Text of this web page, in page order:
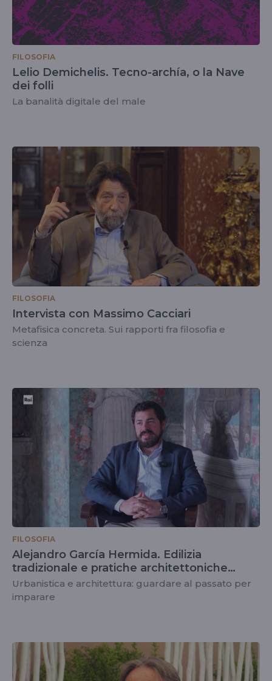
FILOSOFIA
Lelio Demichelis. Tecno-archía, o la Nave
dei folli
La banalità digitale del male
FILOSOFIA
Intervista con Massimo Cacciari
Metafisica concreta. Sui rapporti fra filosofia e
scienza
FILOSOFIA
Alejandro García Hermida. Edilizia
tradizionale e pratiche architettoniche
contemporanee
Urbanistica e architettura: guardare al passato per
imparare